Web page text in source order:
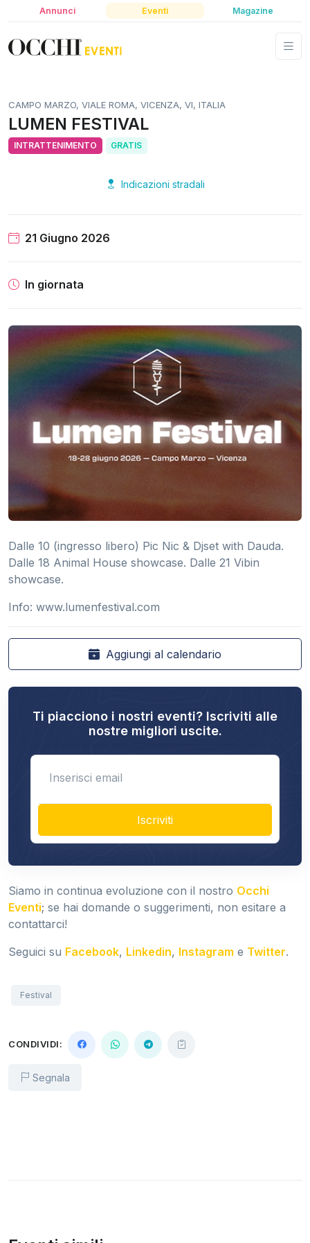
Annunci Eventi Magazine
CAMPO MARZO, VIALE ROMA, VICENZA, VI, ITALIA
LUMEN FESTIVAL
INTRATTENIMENTO GRATIS
Indicazioni stradali
21 Giugno 2026
In giornata
Dalle 10 (ingresso libero) Pic Nic & Djset with Dauda.
Dalle 18 Animal House showcase. Dalle 21 Vibin
showcase.
Info: www.lumenfestival.com
Aggiungi al calendario
Ti piacciono i nostri eventi? Iscriviti alle
nostre migliori uscite.
Iscriviti
Siamo in continua evoluzione con il nostro Occhi
Eventi; se hai domande o suggerimenti, non esitare a
contattarci!
Seguici su Facebook, Linkedin, Instagram e Twitter.
Festival
CONDIVIDI:
Segnala